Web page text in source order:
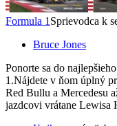
Formula 1 Sprievodca k
Bruce Jones
Ponorte sa do
1.Nájdete v ňom úplný
Red Bullu a Mercedesu
jazdcovi vrátane Lewisa